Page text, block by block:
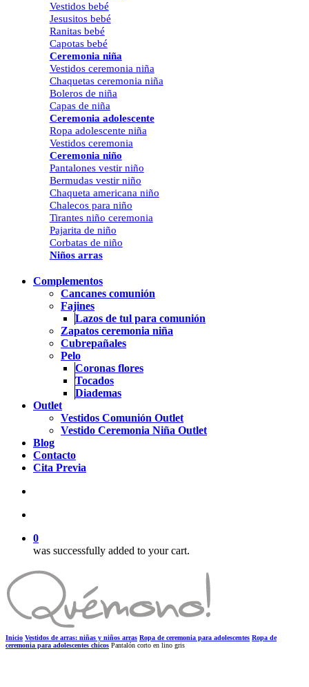
Vestidos bebé
Jesusitos bebé
Ranitas bebé
Capotas bebé
Ceremonia niña
Vestidos ceremonia niña
Chaquetas ceremonia niña
Boleros de niña
Capas de niña
Ceremonia adolescente
Ropa adolescente niña
Vestidos ceremonia
Ceremonia niño
Pantalones vestir niño
Bermudas vestir niño
Chaqueta americana niño
Chalecos para niño
Tirantes niño ceremonia
Pajarita de niño
Corbatas de niño
Niños arras
Complementos
Cancanes comunión
Fajines
Lazos de tul para comunión
Zapatos ceremonia niña
Cubrepañales
Pelo
Coronas flores
Tocados
Diademas
Outlet
Vestidos Comunión Outlet
Vestido Ceremonia Niña Outlet
Blog
Contacto
Cita Previa
0
was successfully added to your cart.
Inicio Vestidos de arras: niñas y niños arras Ropa de ceremonia para adolescentes Ropa de
ceremonia para adolescentes chicos Pantalón corto en lino gris